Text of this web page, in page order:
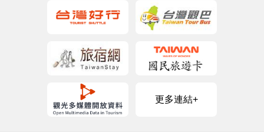
更多連結+